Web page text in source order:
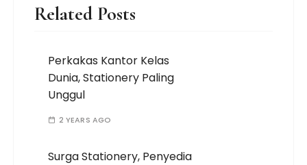
Related Posts
Perkakas Kantor Kelas
Dunia, Stationery Paling
Unggul
2 YEARS AGO
Surga Stationery, Penyedia